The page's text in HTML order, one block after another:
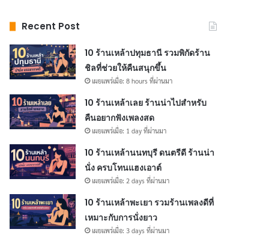
Recent Post
10 ร้านเหล้าปทุมธานี รวมพิกัดร้าน
ชิลที่ช่วยให้คืนสนุกขึ้น
เผยแพร่เมื่อ: 8 hours ที่ผ่านมา
10 ร้านเหล้าเลย ร้านน่าไปสำหรับ
คืนอยากฟังเพลงสด
เผยแพร่เมื่อ: 1 day ที่ผ่านมา
10 ร้านเหล้านนทบุรี ดนตรีดี ร้านน่า
นั่ง ครบโทนแฮงเอาต์
เผยแพร่เมื่อ: 2 days ที่ผ่านมา
10 ร้านเหล้าพะเยา รวมร้านเพลงดีที่
เหมาะกับการนั่งยาว
เผยแพร่เมื่อ: 3 days ที่ผ่านมา